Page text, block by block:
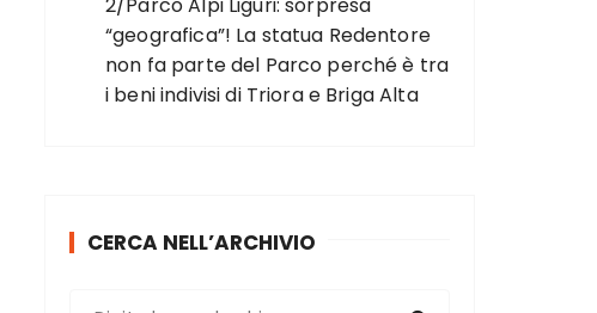
“geografica”! La statua Redentore
non fa parte del Parco perché è tra
i beni indivisi di Triora e Briga Alta
CERCA NELL’ARCHIVIO